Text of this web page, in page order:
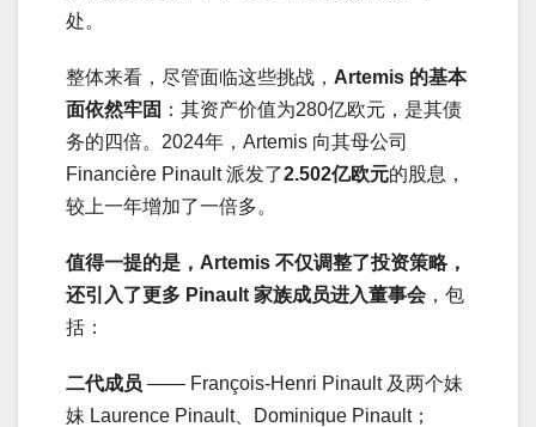
处。
整体来看，尽管面临这些挑战， Artemis 的基本
面依然牢固 ：其资产价值为280亿欧元，是其债
务的四倍。2024年，Artemis 向其母公司
Financière Pinault 派发了2.502亿欧元的股息，
较上一年增加了一倍多。
值得一提的是，Artemis 不仅调整了投资策略，
还引入了更多 Pinault 家族成员进入董事会 ，包
括：
二代成员 —— François-Henri Pinault 及两个妹
妹 Laurence Pinault、Dominique Pinault；